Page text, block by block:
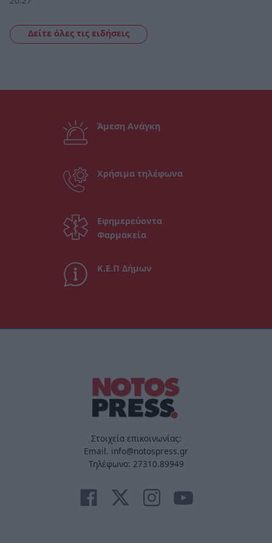
Δείτε όλες τις ειδήσεις
Άμεση Ανάγκη
Χρήσιμα τηλέφωνα
Εφημερεύοντα
Φαρμακεία
Κ.Ε.Π Δήμων
Στοιχεία επικοινωνίας:
Email. info@notospress.gr
Τηλέφωνο: 27310.89949